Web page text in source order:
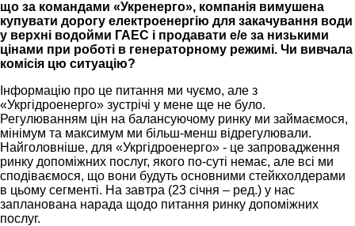
що за командами «Укренерго», компанія вимушена
купувати дорогу електроенергію для закачування води
у верхні водойми ГАЕС і продавати е/е за низькими
цінами при роботі в генераторному режимі. Чи вивчала
комісія цю ситуацію?
Інформацію про це питання ми чуємо, але з
«Укргідроенерго» зустрічі у мене ще не було.
Регулюванням цін на балансуючому ринку ми займаємося,
мінімум та максимум ми більш-менш відрегулювали.
Найголовніше, для «Укргідроенерго» - це запровадження
ринку допоміжних послуг, якого по-суті немає, але всі ми
сподіваємося, що вони будуть основними стейкхолдерами
в цьому сегменті. На завтра (23 січня – ред.) у нас
запланована нарада щодо питання ринку допоміжних
послуг.